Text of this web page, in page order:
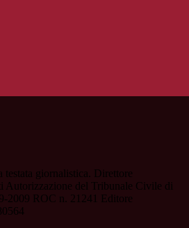
giornalistica. Direttore
Autorizzazione del Tribunale Civile di
2009 ROC n. 21241 Editore